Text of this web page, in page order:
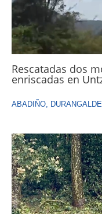
Rescatadas dos
enriscadas en
ABADIÑO